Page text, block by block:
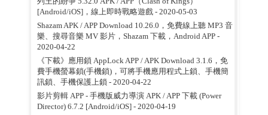
[Android/iOS]，線上即時戰略遊戲- 2020-05-03
Shazam APK / APP Download 10.26.0，免費線上聽 MP3 音
樂、搜尋音樂 MV 影片，Shazam 下載，Android APP-
2020-04-22
《下載》應用鎖 AppLock APP / APK Download 3.1.6，免
費手機螢幕鎖(手機鎖)，可將手機應用程式上鎖、手機簡
訊鎖、手機保護上鎖 - 2020-04-22
影片剪輯 APP - 手機版威力導演 APK / APP 下載 (Power
Director) 6.7.2 [Android/iOS]- 2020-04-19